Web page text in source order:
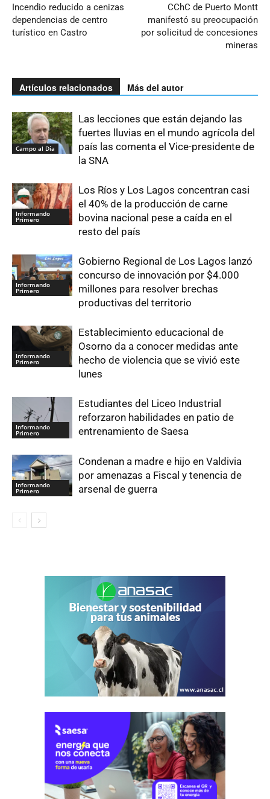
Incendio reducido a cenizas
dependencias de centro
turístico en Castro
CChC de Puerto Montt
manifestó su preocupación
por solicitud de concesiones
mineras
Artículos relacionados Más del autor
Campo al Día
Las lecciones que están dejando las
fuertes lluvias en el mundo agrícola del
país las comenta el Vice-presidente de
la SNA
Informando
Primero
Los Ríos y Los Lagos concentran casi
el 40% de la producción de carne
bovina nacional pese a caída en el
resto del país
Informando
Primero
Gobierno Regional de Los Lagos lanzó
concurso de innovación por $4.000
millones para resolver brechas
productivas del territorio
Informando
Primero
Establecimiento educacional de
Osorno da a conocer medidas ante
hecho de violencia que se vivió este
lunes
Informando
Primero
Estudiantes del Liceo Industrial
reforzaron habilidades en patio de
entrenamiento de Saesa
Informando
Primero
Condenan a madre e hijo en Valdivia
por amenazas a Fiscal y tenencia de
arsenal de guerra